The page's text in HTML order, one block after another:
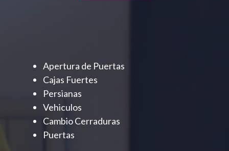
Apertura de Puertas
Cajas Fuertes
Persianas
Vehiculos
Cambio Cerraduras
Puertas